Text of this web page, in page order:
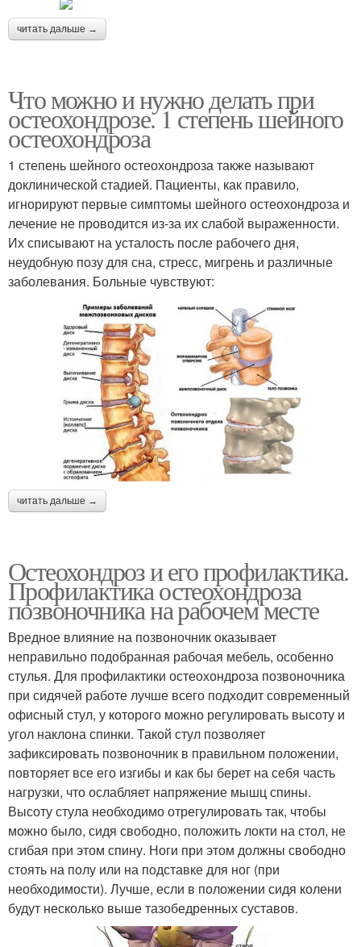
читать дальше →
Что можно и нужно делать при
остеохондрозе. 1 степень шейного
остеохондроза
1 степень шейного остеохондроза также называют
доклинической стадией. Пациенты, как правило,
игнорируют первые симптомы шейного остеохондроза и
лечение не проводится из-за их слабой выраженности.
Их списывают на усталость после рабочего дня,
неудобную позу для сна, стресс, мигрень и различные
заболевания. Больные чувствуют:
читать дальше →
Остеохондроз и его профилактика.
Профилактика остеохондроза
позвоночника на рабочем месте
Вредное влияние на позвоночник оказывает
неправильно подобранная рабочая мебель, особенно
стулья. Для профилактики остеохондроза позвоночника
при сидячей работе лучше всего подходит современный
офисный стул, у которого можно регулировать высоту и
угол наклона спинки. Такой стул позволяет
зафиксировать позвоночник в правильном положении,
повторяет все его изгибы и как бы берет на себя часть
нагрузки, что ослабляет напряжение мышц спины.
Высоту стула необходимо отрегулировать так, чтобы
можно было, сидя свободно, положить локти на стол, не
сгибая при этом спину. Ноги при этом должны свободно
стоять на полу или на подставке для ног (при
необходимости). Лучше, если в положении сидя колени
будут несколько выше тазобедренных суставов.